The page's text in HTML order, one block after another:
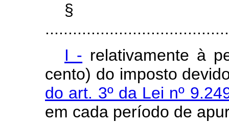
§
I - relativamente à
cento) do imposto
do art. 3º da Lei nº
em cada período de